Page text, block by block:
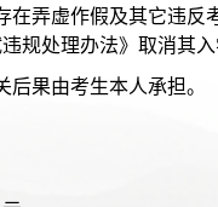
弄虚作假及其它违反
规处理办法》取消其入
果由考生本人承担。